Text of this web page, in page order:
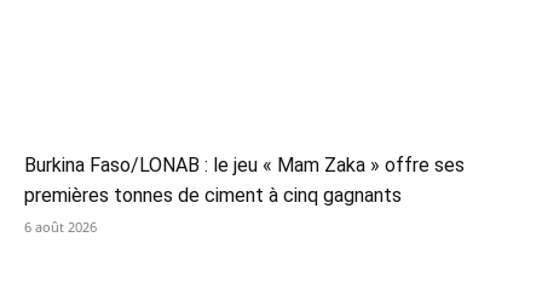
Burkina Faso/LONAB : le jeu « Mam Zaka » offre ses
premières tonnes de ciment à cinq gagnants
6 août 2026